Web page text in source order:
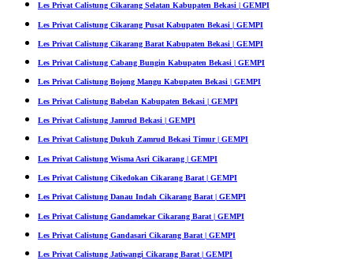
Les Privat Calistung Cikarang Selatan Kabupaten Bekasi | GEMPI
Les Privat Calistung Cikarang Pusat Kabupaten Bekasi | GEMPI
Les Privat Calistung Cikarang Barat Kabupaten Bekasi | GEMPI
Les Privat Calistung Cabang Bungin Kabupaten Bekasi | GEMPI
Les Privat Calistung Bojong Mangu Kabupaten Bekasi | GEMPI
Les Privat Calistung Babelan Kabupaten Bekasi | GEMPI
Les Privat Calistung Jamrud Bekasi | GEMPI
Les Privat Calistung Dukuh Zamrud Bekasi Timur | GEMPI
Les Privat Calistung Wisma Asri Cikarang | GEMPI
Les Privat Calistung Cikedokan Cikarang Barat | GEMPI
Les Privat Calistung Danau Indah Cikarang Barat | GEMPI
Les Privat Calistung Gandamekar Cikarang Barat | GEMPI
Les Privat Calistung Gandasari Cikarang Barat | GEMPI
Les Privat Calistung Jatiwangi Cikarang Barat | GEMPI